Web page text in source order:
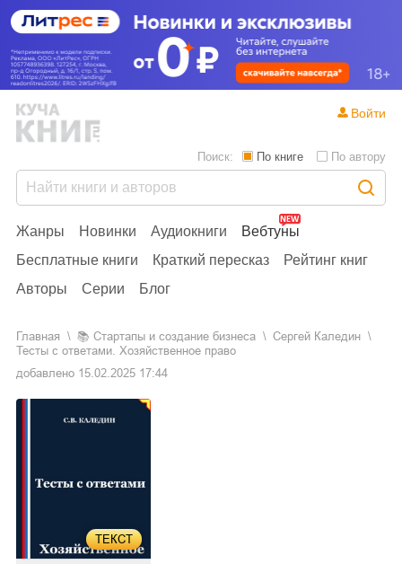
Жанры Новинки Аудиокниги
Вебтуны
Бесплатные книги
Краткий пересказ
Рейтинг книг
Авторы
Серии Блог
Поиск: По книге По автору
Войти
Главная 📚 стартапы и создание бизнеса
Сергей Каледин
Тесты с ответами. Хозяйственное право
добавлено 15.02.2025 17:44
ТЕКСТ